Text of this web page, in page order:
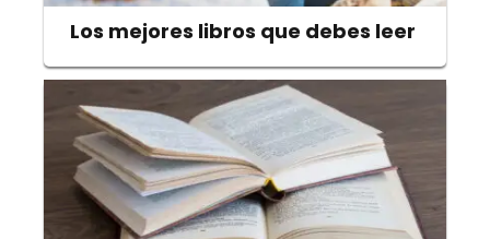
Los mejores libros que debes leer